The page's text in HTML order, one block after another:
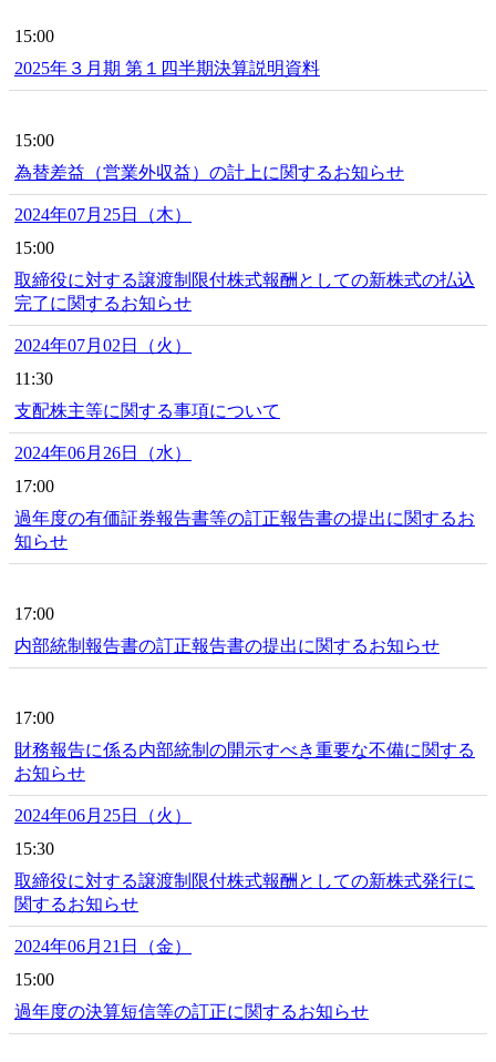
15:00
2025年３月期 第１四半期決算説明資料
15:00
為替差益（営業外収益）の計上に関するお知らせ
2024年07月25日（木）
15:00
取締役に対する譲渡制限付株式報酬としての新株式の払込
完了に関するお知らせ
2024年07月02日（火）
11:30
支配株主等に関する事項について
2024年06月26日（水）
17:00
過年度の有価証券報告書等の訂正報告書の提出に関するお
知らせ
17:00
内部統制報告書の訂正報告書の提出に関するお知らせ
17:00
財務報告に係る内部統制の開示すべき重要な不備に関する
お知らせ
2024年06月25日（火）
15:30
取締役に対する譲渡制限付株式報酬としての新株式発行に
関するお知らせ
2024年06月21日（金）
15:00
過年度の決算短信等の訂正に関するお知らせ